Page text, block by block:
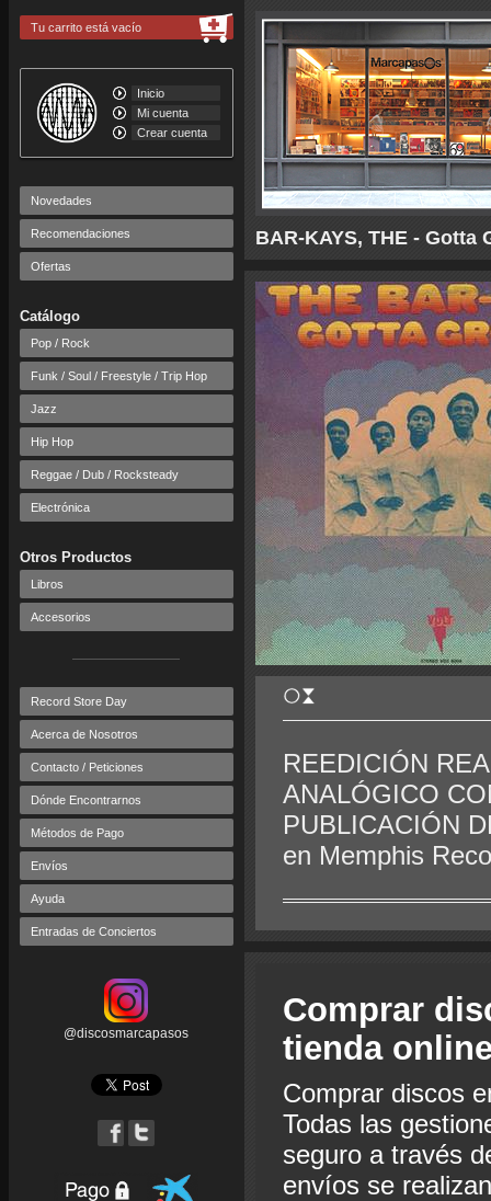
BAR-KAYS, THE -
Tu carrito está vacío
Inicio
Mi cuenta
Crear cuenta
Novedades
Recomendaciones
Ofertas
Catálogo
Pop / Rock
Funk / Soul / Freestyle / Trip Hop
Jazz
Hip Hop
Reggae / Dub / Rocksteady
Electrónica
Otros Productos
Libros
Accesorios
Record Store Day
Acerca de Nosotros
Contacto / Peticiones
Dónde Encontrarnos
Métodos de Pago
Envíos
Ayuda
Entradas de Conciertos
@discosmarcapasos
REEDICIÓN
ANALÓGICO
PUBLICACIÓN
en Memphis
Comprar
tienda
Comprar discos
Todas las
seguro a través
envíos se